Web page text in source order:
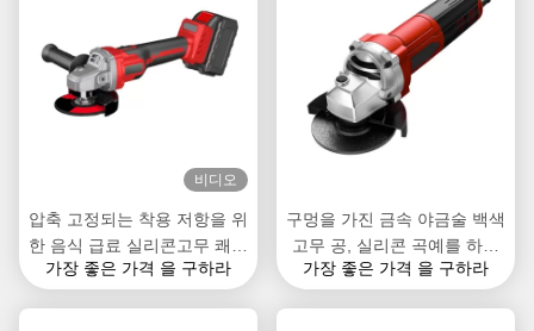
비디오
압축 고정되는 착용 저항을 위
한 음식 급료 실리콘고무 쾌활
한 공
가장 좋은 가격 을 구하라
구멍을 가진 금속 야금술 백색
고무 공, 실리콘 곡예를 하는
공 음식 기계장치
가장 좋은 가격 을 구하라